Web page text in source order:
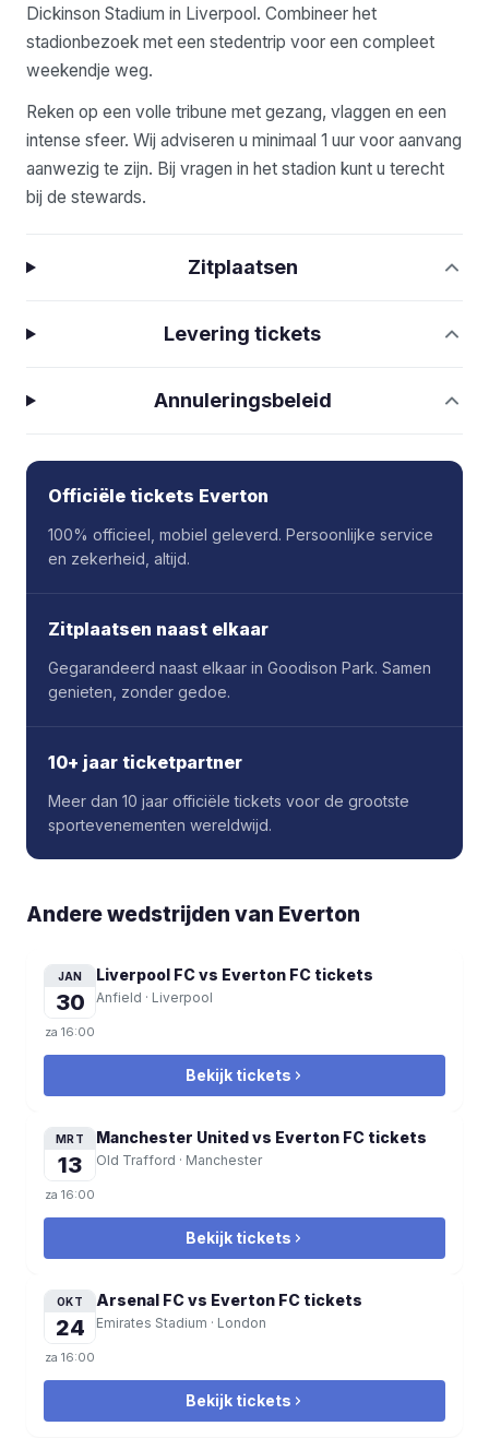
Dickinson Stadium in Liverpool. Combineer het
stadionbezoek met een stedentrip voor een compleet
weekendje weg.
Reken op een volle tribune met gezang, vlaggen en een
intense sfeer. Wij adviseren u minimaal 1 uur voor aanvang
aanwezig te zijn. Bij vragen in het stadion kunt u terecht
bij de stewards.
Zitplaatsen
Levering tickets
Annuleringsbeleid
Officiële tickets Everton
100% officieel, mobiel geleverd. Persoonlijke service
en zekerheid, altijd.
Zitplaatsen naast elkaar
Gegarandeerd naast elkaar in Goodison Park. Samen
genieten, zonder gedoe.
10+ jaar ticketpartner
Meer dan 10 jaar officiële tickets voor de grootste
sportevenementen wereldwijd.
Andere wedstrijden van Everton
JAN
30
za 16:00
Liverpool FC vs Everton FC tickets
Anfield · Liverpool
Bekijk tickets
MRT
13
za 16:00
Manchester United vs Everton FC tickets
Old Trafford · Manchester
Bekijk tickets
OKT
24
za 16:00
Arsenal FC vs Everton FC tickets
Emirates Stadium · London
Bekijk tickets